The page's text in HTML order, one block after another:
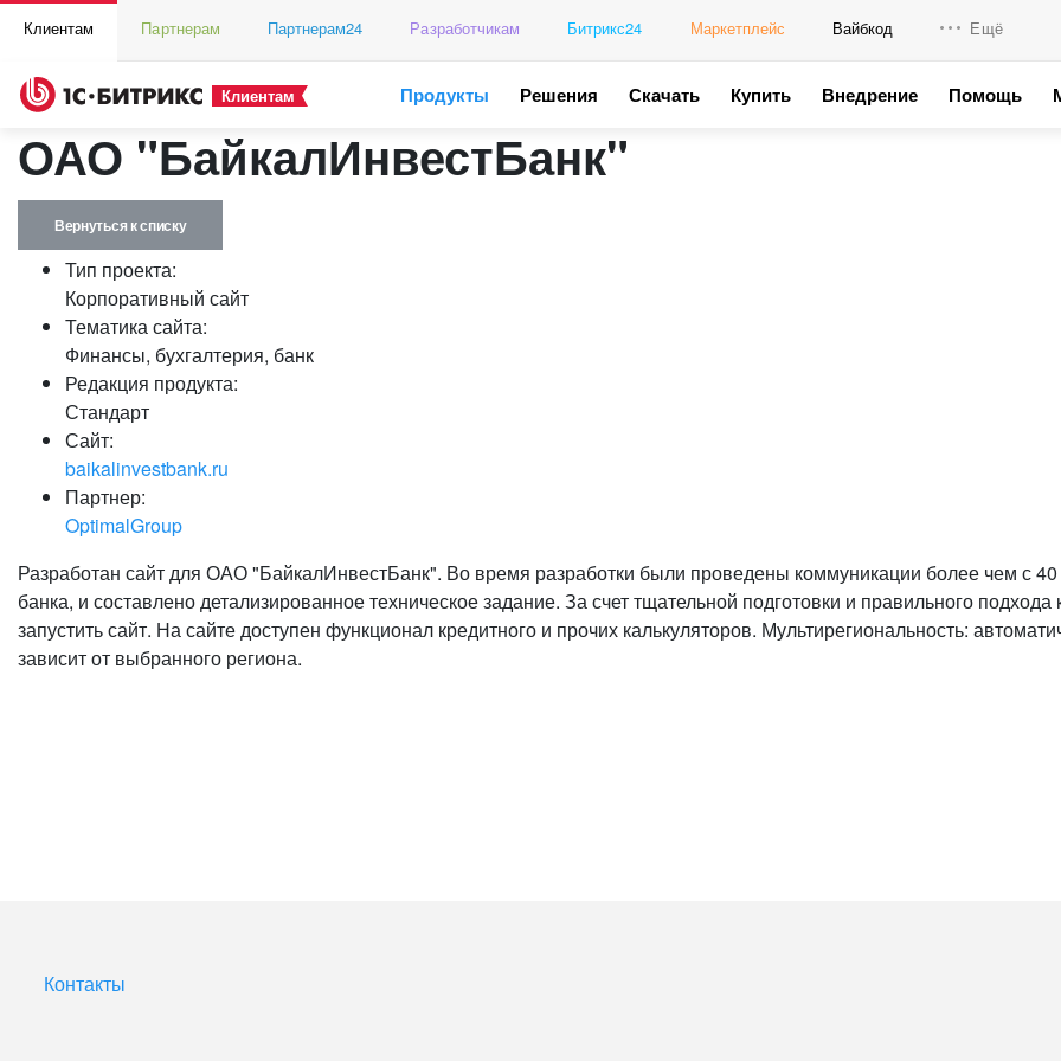
Клиентам Партнерам Партнерам24 Разработчикам Битрикс24 Маркетплейс Вайбкод Ещё
Клиентам Продукты Решения Скачать Купить Внедрение Помощь
ОАО "БайкалИнвестБанк"
Вернуться к списку
Тип проекта:
Корпоративный сайт
Тематика сайта:
Финансы, бухгалтерия, банк
Редакция продукта:
Стандарт
Сайт:
baikalinvestbank.ru
Партнер:
OptimalGroup
Разработан сайт для ОАО "БайкалИнвестБанк". Во время разработки были проведены коммуникации более чем с
банка, и составлено детализированное техническое задание. За счет тщательной подготовки и правильного
запустить сайт. На сайте доступен функционал кредитного и прочих калькуляторов. Мультирегиональность:
зависит от выбранного региона.
Контакты